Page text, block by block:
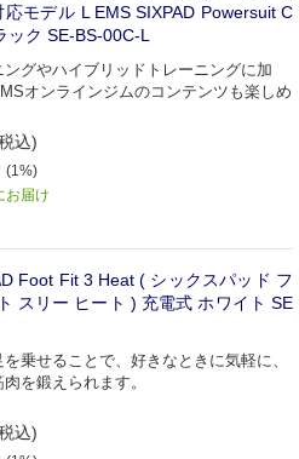
応モデル L EMS SIXPAD Powersuit C
ック SE-BS-00C-L
グやハイブリッドトレーニングに加
オンラインジムのコンテンツも楽しめ
込)
(1%)
お届け
Foot Fit 3 Heat ( シックスパッド フ
スリー ヒート ) 充電式 ホワイト SE
乗せることで、好きなときに気軽に、
を鍛えられます。
込)